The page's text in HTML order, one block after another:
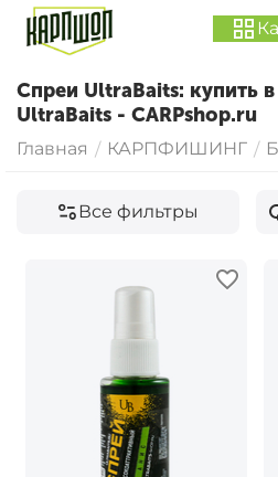
Спреи UltraBaits: купить
UltraBaits - CARPshop.ru
Главная / КАРПФИШИНГ /
Все фильтры